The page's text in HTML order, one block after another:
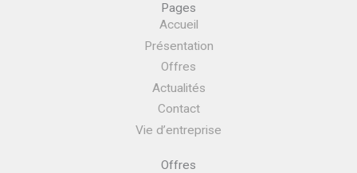
Pages
Accueil
Présentation
Offres
Actualités
Contact
Vie d’entreprise
Offres